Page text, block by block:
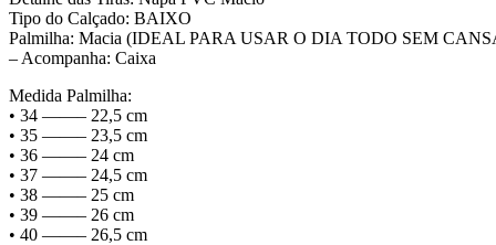
Tipo do Calçado: BAIXO
Palmilha: Macia (IDEAL PARA USAR O DIA TODO SEM
– Acompanha: Caixa
Medida Palmilha:
• 34 ——– 22,5 cm
• 35 ——– 23,5 cm
• 36 ——– 24 cm
• 37 ——– 24,5 cm
• 38 ——– 25 cm
• 39 ——– 26 cm
• 40 ——– 26,5 cm